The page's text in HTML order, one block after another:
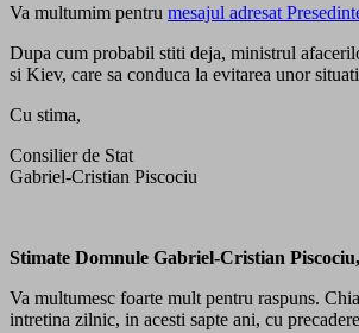
Va multumim pentru mesajul adresat
Dupa cum probabil stiti deja, ministrul
si Kiev, care sa conduca la evitarea unor
Cu stima,
Consilier de Stat
Gabriel-Cristian Piscociu
Stimate Domnule Gabriel-Cristian Piscociu,
Va multumesc foarte mult pentru raspuns.
intretina zilnic, in acesti sapte ani, cu